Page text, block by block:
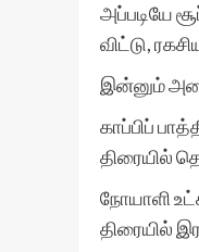
அப்படியே
விட்டு,
இன்னும்
காப்பிப்
திரையில்
நோயாளி
திரையில்